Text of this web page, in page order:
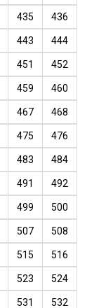
435 436
443 444
451 452
459 460
467 468
475 476
483 484
491 492
499 500
507 508
515 516
523 524
531 532